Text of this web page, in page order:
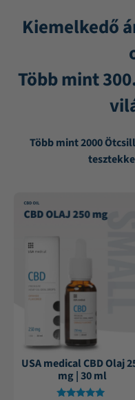
Kiemelkedő
Több mint
Több mint 2000
USA medical CBD Olaj
mg | 30 ml